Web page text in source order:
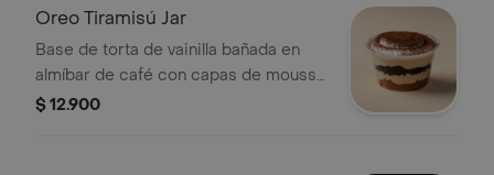
Oreo Tiramisú Jar
Base de torta de vainilla bañada en
almíbar de café con capas de mousse
de tiramisú y oreo.
$ 12.900